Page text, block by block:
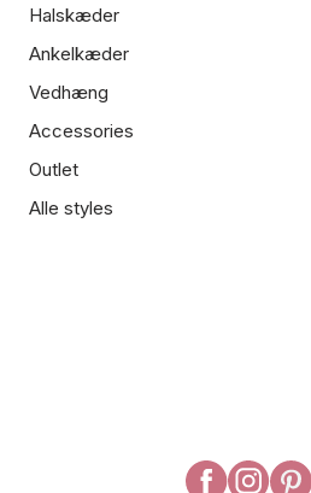
Halskæder
Ankelkæder
Vedhæng
Accessories
Outlet
Alle styles